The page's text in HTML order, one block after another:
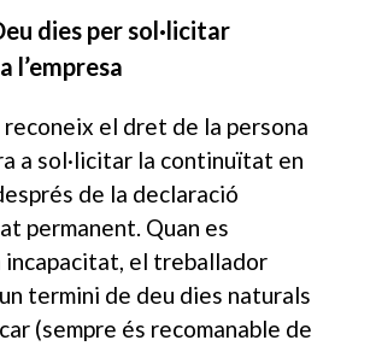
dies per sol·licitar
l’empresa
reconeix el dret de la persona
a sol·licitar la continuïtat en
de la declaració
permanent. Quan es
incapacitat, el treballador
termini de deu dies naturals
(sempre és recomanable de